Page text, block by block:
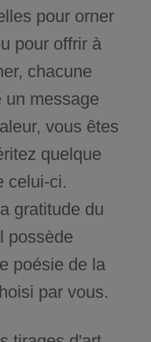
pour orner
pour offrir à
chacune
un message
vous êtes
quelque
celui-ci.
gratitude du
possède
poésie de la
par vous.